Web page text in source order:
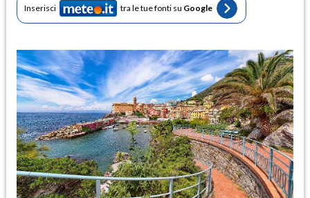
Inserisci tra le tue fonti su Google